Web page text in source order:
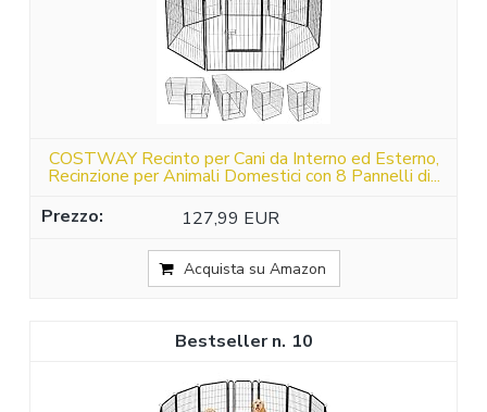
COSTWAY Recinto per Cani da Interno ed Esterno,
Recinzione per Animali Domestici con 8 Pannelli di...
127,99 EUR
Acquista su Amazon
10